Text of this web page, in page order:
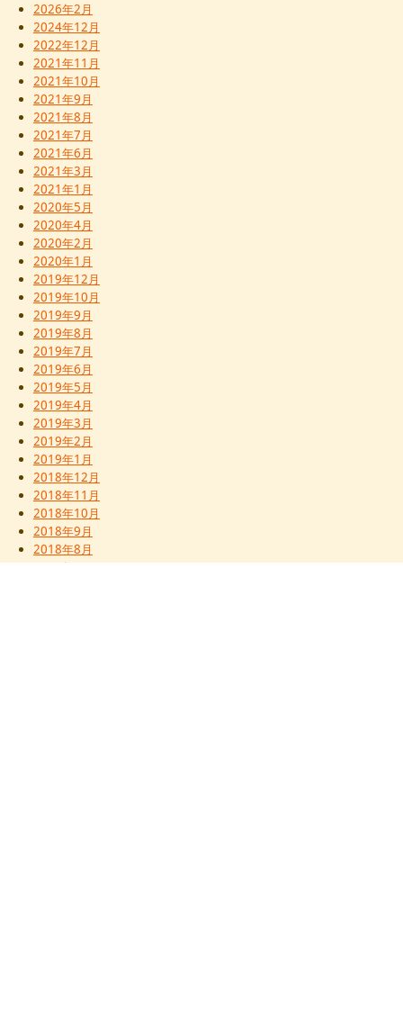
2026年2月
2024年12月
2022年12月
2021年11月
2021年10月
2021年9月
2021年8月
2021年7月
2021年6月
2021年3月
2021年1月
2020年5月
2020年4月
2020年2月
2020年1月
2019年12月
2019年10月
2019年9月
2019年8月
2019年7月
2019年6月
2019年5月
2019年4月
2019年3月
2019年2月
2019年1月
2018年12月
2018年11月
2018年10月
2018年9月
2018年8月
2018年7月